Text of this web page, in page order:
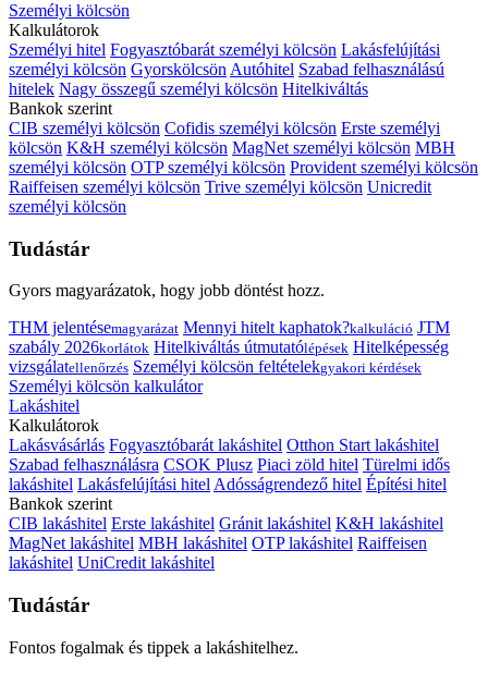
Személyi kölcsön
Kalkulátorok
Személyi hitel Fogyasztóbarát személyi kölcsön Lakásfelújítási
személyi kölcsön Gyorskölcsön Autóhitel Szabad felhasználású
hitelek Nagy összegű személyi kölcsön Hitelkiváltás
Bankok szerint
CIB személyi kölcsön Cofidis személyi kölcsön Erste személyi
kölcsön K&H személyi kölcsön MagNet személyi kölcsön MBH
személyi kölcsön OTP személyi kölcsön Provident személyi kölcsön
Raiffeisen személyi kölcsön Trive személyi kölcsön Unicredit
személyi kölcsön
Tudástár
Gyors magyarázatok, hogy jobb döntést hozz.
THM jelentésemagyarázat Mennyi hitelt kaphatok?kalkuláció JTM
szabály 2026korlátok Hitelkiváltás útmutatólépések Hitelképesség
vizsgálatellenőrzés Személyi kölcsön feltételekgyakori kérdések
Személyi kölcsön kalkulátor
Lakáshitel
Kalkulátorok
Lakásvásárlás Fogyasztóbarát lakáshitel Otthon Start lakáshitel
Szabad felhasználásra CSOK Plusz Piaci zöld hitel Türelmi idős
lakáshitel Lakásfelújítási hitelAdósságrendező hitel Építési hitel
Bankok szerint
CIB lakáshitel Erste lakáshitel Gránit lakáshitel K&H lakáshitel
MagNet lakáshitel MBH lakáshitel OTP lakáshitel Raiffeisen
lakáshitel UniCredit lakáshitel
Tudástár
Fontos fogalmak és tippek a lakáshitelhez.